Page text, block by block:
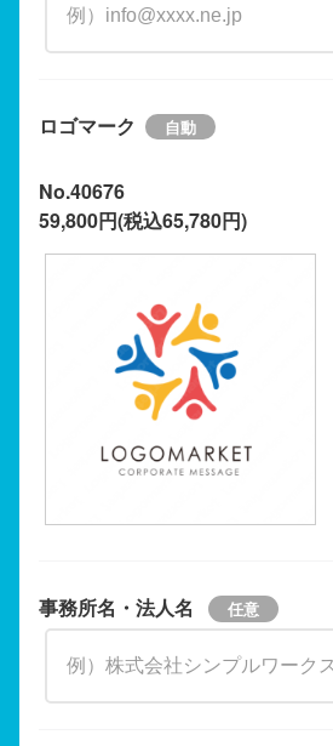
ロゴマーク
No.40676
59,800円(税込65,780円)
事務所名・法人名